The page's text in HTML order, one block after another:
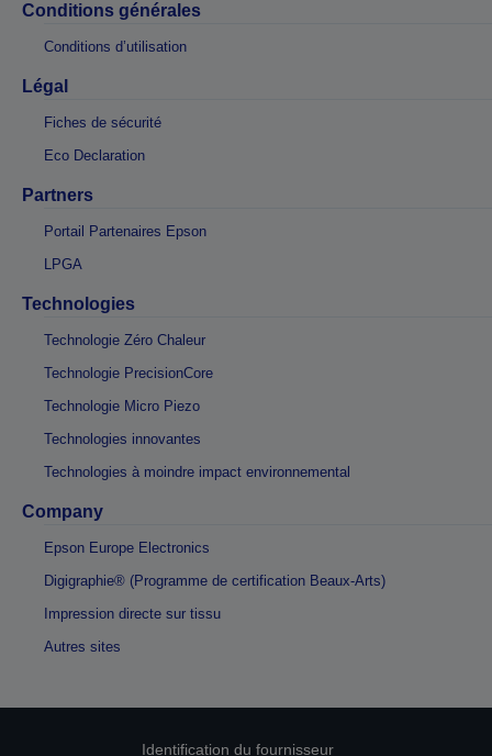
Conditions générales
Conditions d’utilisation
Légal
Fiches de sécurité
Eco Declaration
Partners
Portail Partenaires Epson
LPGA
Technologies
Technologie Zéro Chaleur
Technologie PrecisionCore
Technologie Micro Piezo
Technologies innovantes
Technologies à moindre impact environnemental
Company
Epson Europe Electronics
Digigraphie® (Programme de certification Beaux-Arts)
Impression directe sur tissu
Autres sites
Identification du fournisseur